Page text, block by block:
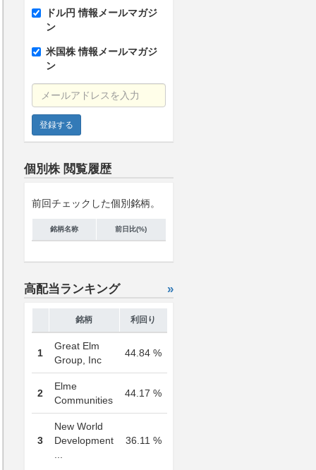
ドル円 情報メールマガジ
ン
米国株 情報メールマガジ
ン
メールアドレスを入力
個別株 閲覧履歴
前回チェックした個別銘柄。
銘柄名称 前日比(%)
高配当ランキング »
銘柄 利回り
1
Great Elm
Group, Inc
44.84 %
2
Elme
Communities
44.17 %
3
New World
Development
36.11 %